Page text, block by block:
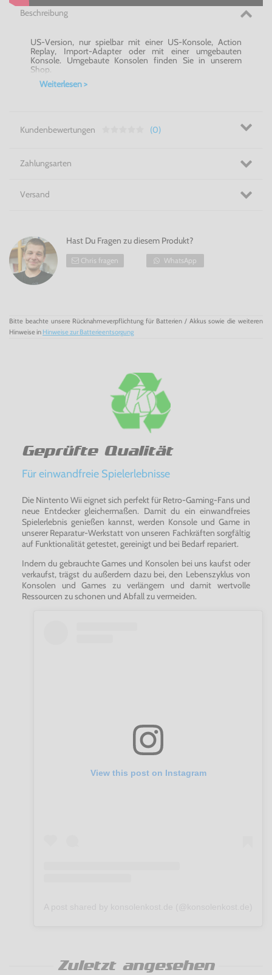
Beschreibung
US-Version, nur spielbar mit einer US-Konsole, Action
Replay, Import-Adapter oder mit einer umgebauten
Konsole. Umgebaute Konsolen finden Sie in unserem
Shop.
Weiterlesen >
Kundenbewertungen (0)
Zahlungsarten
Versand
Hast Du Fragen zu diesem Produkt?
Chris fragen WhatsApp
Bitte beachte unsere Rücknahmeverpflichtung für Batterien / Akkus sowie die weiteren
Hinweise in Hinweise zur Batterieentsorgung
Geprüfte Qualität
Für einwandfreie Spielerlebnisse
Die Nintento Wii eignet sich perfekt für Retro-Gaming-Fans und
neue Entdecker gleichermaßen. Damit du ein einwandfreies
Spielerlebnis genießen kannst, werden Konsole und Game in
unserer Reparatur-Werkstatt von unseren Fachkräften sorgfältig
auf Funktionalität getestet, gereinigt und bei Bedarf repariert.
Indem du gebrauchte Games und Konsolen bei uns kaufst oder
verkaufst, trägst du außerdem dazu bei, den Lebenszyklus von
Konsolen und Games zu verlängern und damit wertvolle
Ressourcen zu schonen und Abfall zu vermeiden.
View this post on Instagram
Zuletzt angesehen